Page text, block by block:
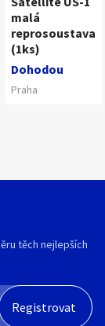
malá
reprosoustava
(1ks)
Dohodou
Praha
těch nejlepších